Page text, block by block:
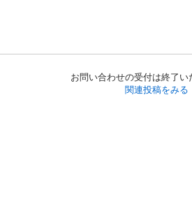
お問い合わせの受付は終了い
関連投稿をみる